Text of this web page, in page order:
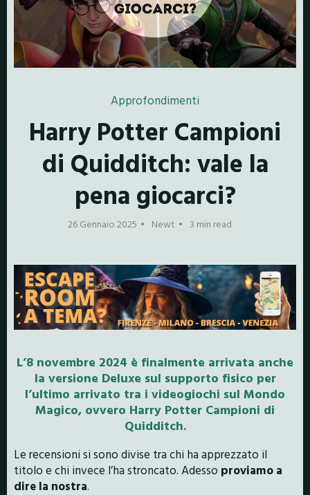
Approfondimenti
Harry Potter Campioni
di Quidditch: vale la
pena giocarci?
26 Gennaio 2025 Newt 3 min read
L’8 novembre 2024 è finalmente arrivata anche
la versione Deluxe sul supporto fisico per
l’ultimo arrivato tra i videogiochi sul Mondo
Magico, ovvero Harry Potter Campioni di
Quidditch.
Le recensioni si sono divise tra chi ha apprezzato il
titolo e chi invece l’ha stroncato. Adesso proviamo a
dire la nostra.